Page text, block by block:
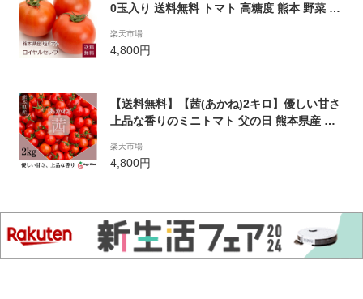
0玉入り 送料無料 トマト 高糖度 熊本 野菜 ギ
楽天市場
4,800円
【送料無料】【茜(あかね)2キロ】優しい甘さ
上品な香りのミニトマト 父の日 熊本県産 玉
タミンC 美味しい おいしい あまい 栄養価 食
卓 美容 健康 内祝い ギフト 贈り物 産直野菜
楽天市場
4,800円